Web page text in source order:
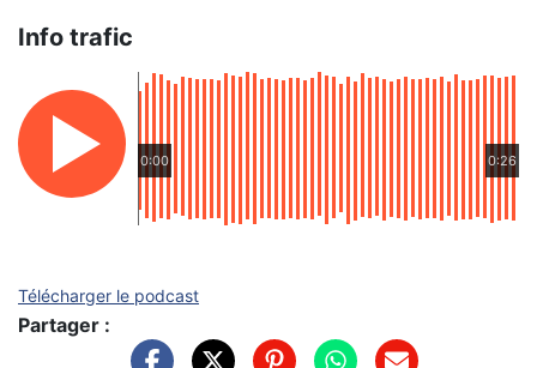
Info trafic
0:00 0:26
Télécharger le podcast
Partager :